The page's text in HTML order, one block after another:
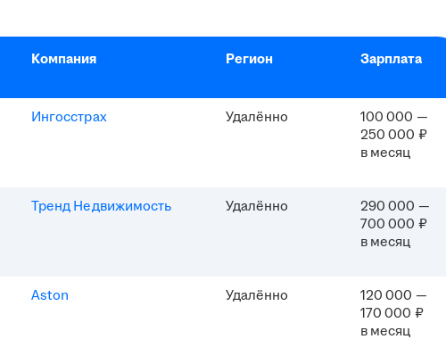
Компания Регион Зарплата
Ингосстрах Удалённо
100 000 —
250 000 ₽
в месяц
Тренд Недвижимость Удалённо
290 000 —
700 000 ₽
в месяц
Aston Удалённо
120 000 —
170 000 ₽
в месяц